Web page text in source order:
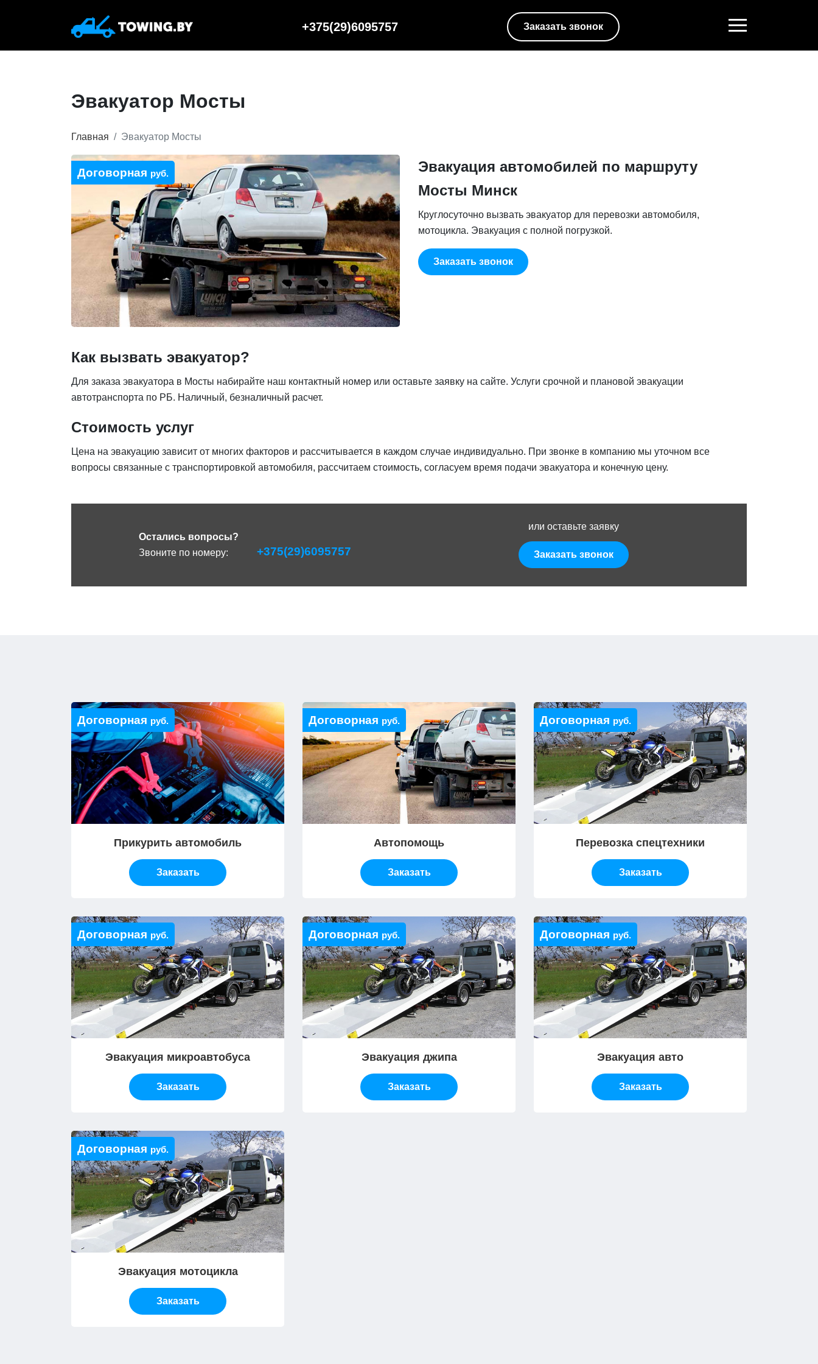
+375(29)6095757 Заказать звонок
Эвакуатор Мосты
Главная Эвакуатор Мосты
Договорная руб.
Эвакуация автомобилей по маршруту
Мосты Минск
Круглосуточно вызвать эвакуатор для перевозки автомобиля,
мотоцикла. Эвакуация с полной погрузкой.
Заказать звонок
Как вызвать эвакуатор?
Для заказа эвакуатора в Мосты набирайте наш контактный номер или оставьте заявку на сайте. Услуги срочной и плановой эвакуации
автотранспорта по РБ. Наличный, безналичный расчет.
Стоимость услуг
Цена на эвакуацию зависит от многих факторов и рассчитывается в каждом случае индивидуально. При звонке в компанию мы уточном все
вопросы связанные с транспортировкой автомобиля, рассчитаем стоимость, согласуем время подачи эвакуатора и конечную цену.
Остались вопросы?
Звоните по номеру:
+375(29)6095757
или оставьте заявку
Заказать звонок
Договорная руб.
Прикурить автомобиль
Заказать
Договорная руб.
Автопомощь
Заказать
Договорная руб.
Перевозка спецтехники
Заказать
Договорная руб.
Эвакуация микроавтобуса
Заказать
Договорная руб.
Эвакуация джипа
Заказать
Договорная руб.
Эвакуация авто
Заказать
Договорная руб.
Эвакуация мотоцикла
Заказать